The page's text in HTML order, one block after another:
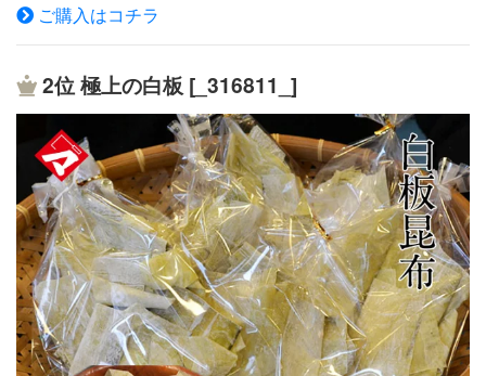
解物、ぶどう糖／調味料（アミノ酸等）、ソルビトール、
酸味料、甘味料（ステビア、カンゾウ）、（一部に大豆を
含む） 商品説明 食べやすいサイズになりました。ちょっ
とお腹が空いた時や、ダイエット中にお菓子が食べたくな
った時、禁煙中等等、お好きな用途でご賞味下さいま
せ。。※昆布の表面に白い粉のようなものが付着している
場合がありますがこれはカビではなくマンニットといわれ
る昆布の旨み成分が乾燥して出たものまたは調味料が乾燥
して固まったものです。そのままお召し上がられても大丈
夫です 製造者 今中物産 ※栄養成分表示 100gあたり
エネルギー 140kcal たんぱく質 10.1g 脂質 0.7g
炭水化物 58.4g 食塩相当量 6.6g（推定値）メール便
(ポスト投函）でのお届けになりますので商品の発送より
約3日〜4日でお届けできます。
ご購入はコチラ
2位 極上の白板 [_316811_]